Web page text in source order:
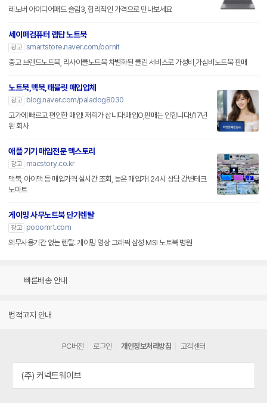
레노버 아이디어패드 슬림3, 합리적인 가격으로 만나보세요
세이퍼컴퓨터 랩탑 노트북
광고 smartstore.naver.com/bornit
중고 브랜드노트북, 리사이클노트북 차별화된 클린 서비스로 가성비,가심비노트북 판매
노트북,맥북,태블릿 매입업체
광고
blog.naver.com/paladog8030
고가에 빠르고 편안한 매입! 저희가 삽니다!매입O,판매는 안합니다!/17년
된 회사
애플 기기 매입전문 맥스토리
광고
macstory.co.kr
맥북, 아이맥 등 매입가격 실시간 조회, 높은 매입가! 24시 상담 강변테크
노마트
게이밍 사무노트북 단기렌탈
광고
pooomrt.com
의무사용기간 없는 렌탈. 게이밍 영상 그래픽 삼성 MSI 노트북 병원
빠른배송 안내
법적고지 안내
PC버전 로그인 개인정보처리방침 고객센터
(주) 커넥트웨이브